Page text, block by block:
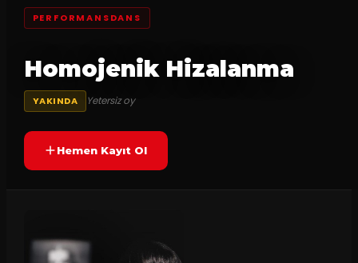
PERFORMANSDANS
Homojenik Hizalanma
YAKINDA Yetersiz oy
Hemen Kayıt Ol